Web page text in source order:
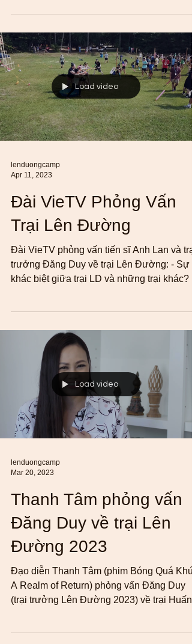
Load video
lenduongcamp
Apr 11, 2023
Đài VieTV Phỏng Vấn
Trại Lên Đường
Đài VieTV phỏng vấn tiến sĩ Anh Lan và trại
trưởng Đăng Duy về trại Lên Đường: - Sự
khác biệt giữa trại LD và những trại khác? -
Load video
lenduongcamp
Mar 20, 2023
Thanh Tâm phỏng vấn
Đăng Duy về trại Lên
Đường 2023
Đạo diễn Thanh Tâm (phim Bóng Quá Khứ
A Realm of Return) phỏng vấn Đăng Duy
(trại trưởng Lên Đường 2023) về trại Huấn